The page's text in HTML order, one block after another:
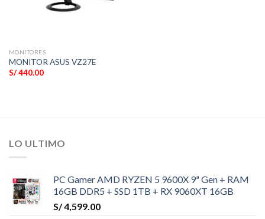
MONITORES
MONITOR ASUS VZ27E
S/440.00
LO ULTIMO
PC Gamer AMD RYZEN 5 9600X 9ª Gen + RAM
16GB DDR5 + SSD 1TB + RX 9060XT 16GB
S/4,599.00